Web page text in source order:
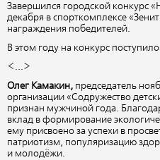
Завершился городской конкурс
декабря в спорткомплексе
награждения победителей.
В этом году на конкурс
<...>
Олег Камакин, председатель
организации «Содружество
признан мужчиной года.
вклад в формирование
ему присвоено за успехи в
патриотизм, популяризацию
и молодёжи.